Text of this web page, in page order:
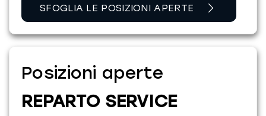
SFOGLIA LE POSIZIONI APERTE
Posizioni aperte
REPARTO SERVICE